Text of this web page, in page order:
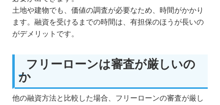
土地や建物でも、価値の調査が必要なため、時間がかかり
ます。融資を受けるまでの時間は、有担保のほうが長いの
がデメリットです。
フリーローンは審査が厳しいの
か
他の融資方法と比較した場合、フリーローンの審査が厳し